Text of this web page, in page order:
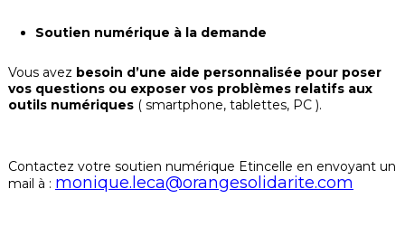
Soutien numérique à la demande
Vous avez besoin d’une aide personnalisée pour poser
vos questions ou exposer vos problèmes relatifs aux
outils numériques( smartphone, tablettes, PC ).
Contactez votre soutien numérique Etincelle en envoyant un
mail à : monique.leca@orangesolidarite.com